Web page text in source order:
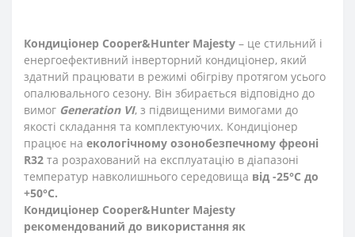
Кондиціонер Cooper&Hunter Majesty – це стильний і
енергоефективний інверторний кондиціонер, який
здатний працювати в режимі обігріву протягом усього
опалювального сезону. Він збирається відповідно до
вимог Generation VI, з підвищеними вимогами до
якості складання та комплектуючих. Кондиціонер
працює на екологічному озонобезпечному фреоні
R32 та розрахований на експлуатацію в діапазоні
температур навколишнього середовища від -25°С до
+50°С.
Кондиціонер Cooper&Hunter Majesty
рекомендований до використання як